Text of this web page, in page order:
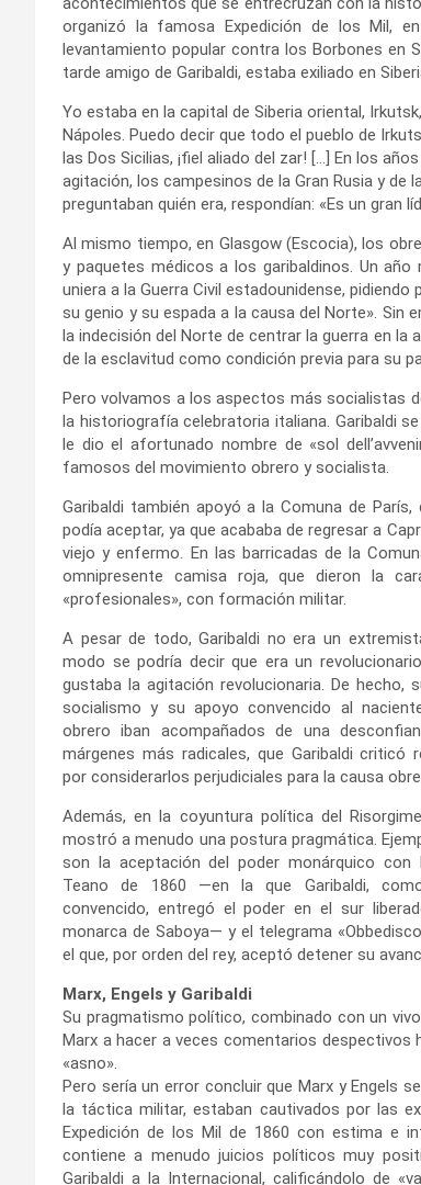
organizó la famosa Expedición de los Mil,
levantamiento popular contra los Borbones en
tarde amigo de Garibaldi, estaba exiliado en
Yo estaba en la capital de Siberia oriental,
Nápoles. Puedo decir que todo el pueblo de
las Dos Sicilias, ¡fiel aliado del zar! […] En los
agitación, los campesinos de la Gran Rusia y de
preguntaban quién era, respondían: «Es un gran
Al mismo tiempo, en Glasgow (Escocia), los
y paquetes médicos a los garibaldinos. Un
uniera a la Guerra Civil estadounidense,
su genio y su espada a la causa del Norte». Sin
la indecisión del Norte de centrar la guerra en
de la esclavitud como condición previa para su
Pero volvamos a los aspectos más socialistas
la historiografía celebratoria italiana. Garibaldi
le dio el afortunado nombre de «sol
famosos del movimiento obrero y socialista.
Garibaldi también apoyó a la Comuna de
podía aceptar, ya que acababa de regresar a
viejo y enfermo. En las barricadas de la
omnipresente camisa roja, que dieron la
«profesionales», con formación militar.
A pesar de todo, Garibaldi no era un
modo se podría decir que era un
gustaba la agitación revolucionaria. De hecho,
socialismo y su apoyo convencido al
obrero iban acompañados de una
márgenes más radicales, que Garibaldi criticó
por considerarlos perjudiciales para la causa
Además, en la coyuntura política del
mostró a menudo una postura pragmática.
son la aceptación del poder monárquico con
Teano de 1860 —en la que Garibaldi,
convencido, entregó el poder en el sur
monarca de Saboya— y el telegrama
el que, por orden del rey, aceptó detener su
Marx, Engels y Garibaldi
Su pragmatismo político, combinado con un
Marx a hacer a veces comentarios despectivos
«asno».
Pero sería un error concluir que Marx y Engels
la táctica militar, estaban cautivados por las
Expedición de los Mil de 1860 con estima e
contiene a menudo juicios políticos muy
Garibaldi a la Internacional, calificándolo de